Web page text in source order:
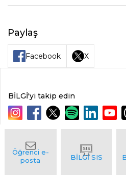
Paylaş
Facebook X
BİLGİ'yi takip edin